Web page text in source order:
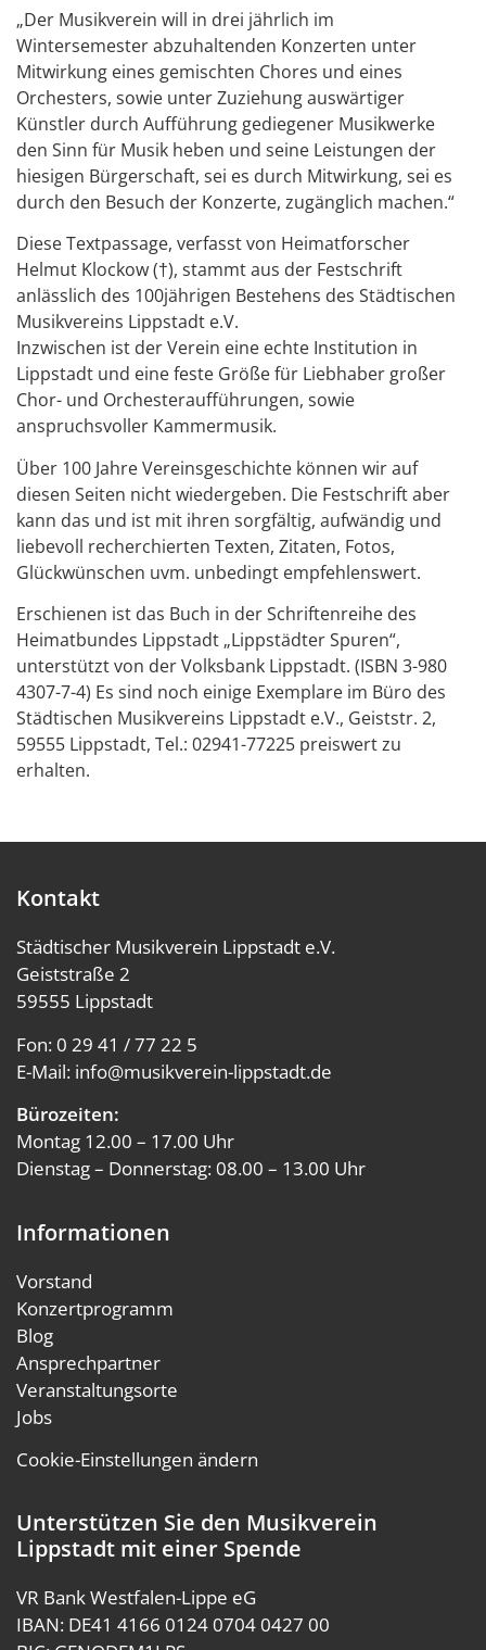
„Der Musikverein will in drei jährlich im
Wintersemester abzuhaltenden Konzerten unter
Mitwirkung eines gemischten Chores und eines
Orchesters, sowie unter Zuziehung auswärtiger
Künstler durch Aufführung gediegener Musikwerke
den Sinn für Musik heben und seine Leistungen der
hiesigen Bürgerschaft, sei es durch Mitwirkung, sei es
durch den Besuch der Konzerte, zugänglich machen.“
Diese Textpassage, verfasst von Heimatforscher
Helmut Klockow (†), stammt aus der Festschrift
anlässlich des 100jährigen Bestehens des Städtischen
Musikvereins Lippstadt e.V.
Inzwischen ist der Verein eine echte Institution in
Lippstadt und eine feste Größe für Liebhaber großer
Chor- und Orchesteraufführungen, sowie
anspruchsvoller Kammermusik.
Über 100 Jahre Vereinsgeschichte können wir auf
diesen Seiten nicht wiedergeben. Die Festschrift aber
kann das und ist mit ihren sorgfältig, aufwändig und
liebevoll recherchierten Texten, Zitaten, Fotos,
Glückwünschen uvm. unbedingt empfehlenswert.
Erschienen ist das Buch in der Schriftenreihe des
Heimatbundes Lippstadt „Lippstädter Spuren“,
unterstützt von der Volksbank Lippstadt. (ISBN 3-980
4307-7-4) Es sind noch einige Exemplare im Büro des
Städtischen Musikvereins Lippstadt e.V., Geiststr. 2,
59555 Lippstadt, Tel.: 02941-77225 preiswert zu
erhalten.
Kontakt
Städtischer Musikverein Lippstadt e.V.
Geiststraße 2
59555 Lippstadt
Fon: 0 29 41 / 77 22 5
E-Mail: info@musikverein-lippstadt.de
Bürozeiten:
Montag 12.00 – 17.00 Uhr
Dienstag – Donnerstag: 08.00 – 13.00 Uhr
Informationen
Vorstand
Konzertprogramm
Blog
Ansprechpartner
Veranstaltungsorte
Jobs
Cookie-Einstellungen ändern
Unterstützen Sie den Musikverein
Lippstadt mit einer Spende
VR Bank Westfalen-Lippe eG
IBAN: DE41 4166 0124 0704 0427 00